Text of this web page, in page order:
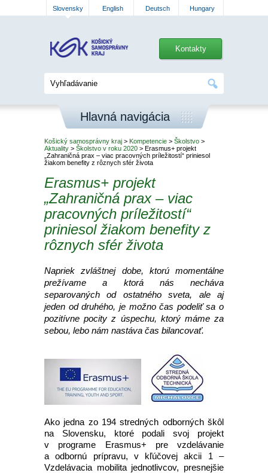
Slovensky English Deutsch Hungary
Kontakty
Hlavná navigácia
Košický samosprávny kraj > Kompetencie > Školstvo >
Aktuality > Školstvo v roku 2020 > Erasmus+ projekt
„Zahraničná prax – viac pracovných príležitostí“ priniesol
žiakom benefity z rôznych sfér života
Erasmus+ projekt
„Zahraničná prax – viac
pracovných príležitostí“
priniesol žiakom benefity z
rôznych sfér života
Napriek zvláštnej dobe, ktorú momentálne
prežívame a ktorá nás necháva
separovaných od ostatného sveta, ale aj
jeden od druhého, je možno čas podeliť sa o
pozitívne pocity z úspechu, ktorý máme za
sebou, lebo nám nastáva čas bilancovať.
Ako jedna zo 194 stredných odborných škôl
na Slovensku, ktoré podali svoj projekt
v programe Erasmus+ pre vzdelávanie
a odbornú prípravu, v kľúčovej akcii 1 –
Vzdelávacia mobilita jednotlivcov, presnejšie